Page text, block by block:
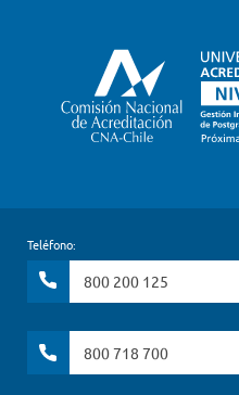
Teléfono:
800 200 125
800 718 700